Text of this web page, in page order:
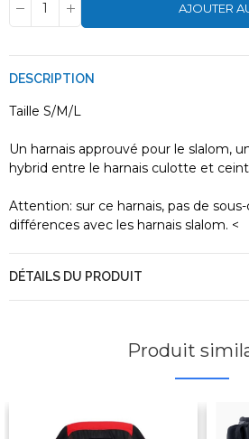
AJOUTER
DESCRIPTION
Taille S/M/L
Un harnais approuvé pour le slalom,
hybrid entre le harnais culotte et
Attention: sur ce harnais, pas de
différences avec les harnais slalom. <
DÉTAILS DU PRODUIT
Produit